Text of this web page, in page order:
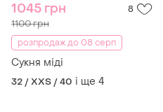
1045 грн 8
1100 грн
розпродаж до 08 серп
Сукня міді
32 / XXS / 40 і ще 4